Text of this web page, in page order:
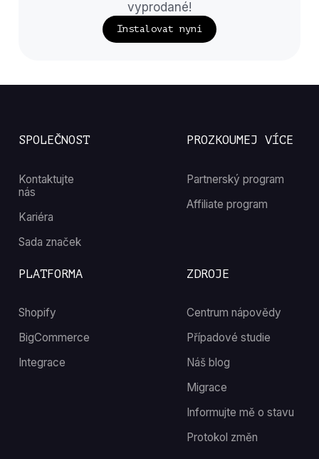
vyprodané!
Instalovat nyní
SPOLEČNOST
Kontaktujte
nás
Kariéra
Sada značek
ZDROJE
Centrum nápovědy
Případové studie
Náš blog
Migrace
Informujte mě o stavu
Protokol změn
PROZKOUMEJ VÍCE
Partnerský program
Affiliate program
PLATFORMA
Shopify
BigCommerce
Integrace